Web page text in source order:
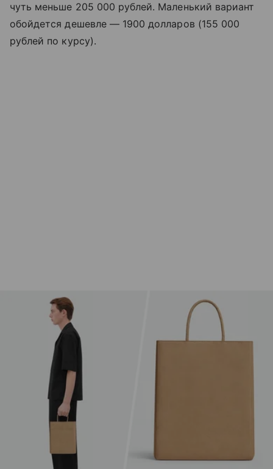
чуть меньше 205 000 рублей. Маленький вариант
обойдется дешевле — 1900 долларов (155 000
рублей по курсу).